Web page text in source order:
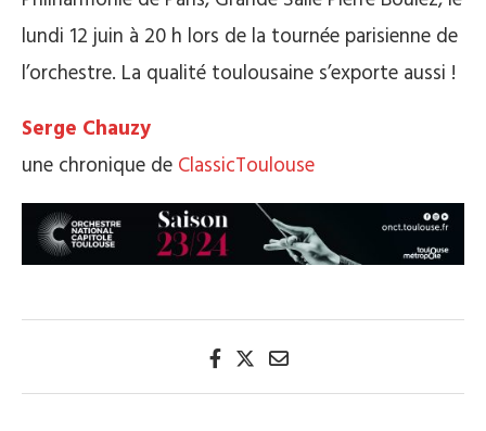
lundi 12 juin à 20 h lors de la tournée parisienne de
l’orchestre. La qualité toulousaine s’exporte aussi !
Serge Chauzy
une chronique de ClassicToulouse